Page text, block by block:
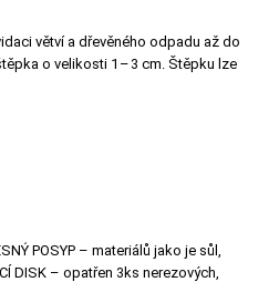
větví a dřevěného odpadu až do
o velikosti 1 – 3 cm. Štěpku lze
POSYP – materiálů jako je sůl,
DISK – opatřen 3ks nerezových,